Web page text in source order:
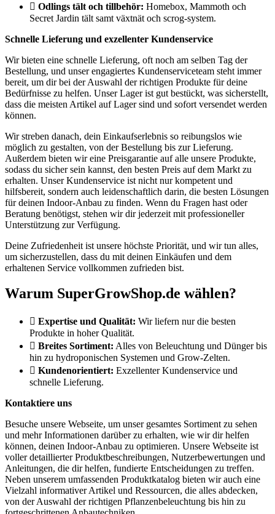
Odlings tält och tillbehör: Homebox, Mammoth och
Secret Jardin tält samt växtnät och scrog-system.
Schnelle Lieferung und exzellenter Kundenservice
Wir bieten eine schnelle Lieferung, oft noch am selben Tag der
Bestellung, und unser engagiertes Kundenserviceteam steht immer
bereit, um dir bei der Auswahl der richtigen Produkte für deine
Bedürfnisse zu helfen. Unser Lager ist gut bestückt, was sicherstellt,
dass die meisten Artikel auf Lager sind und sofort versendet werden
können.
Wir streben danach, dein Einkaufserlebnis so reibungslos wie
möglich zu gestalten, von der Bestellung bis zur Lieferung.
Außerdem bieten wir eine Preisgarantie auf alle unsere Produkte,
sodass du sicher sein kannst, den besten Preis auf dem Markt zu
erhalten. Unser Kundenservice ist nicht nur kompetent und
hilfsbereit, sondern auch leidenschaftlich darin, die besten Lösungen
für deinen Indoor-Anbau zu finden. Wenn du Fragen hast oder
Beratung benötigst, stehen wir dir jederzeit mit professioneller
Unterstützung zur Verfügung.
Deine Zufriedenheit ist unsere höchste Priorität, und wir tun alles,
um sicherzustellen, dass du mit deinen Einkäufen und dem
erhaltenen Service vollkommen zufrieden bist.
Warum SuperGrowShop.de wählen?
Expertise und Qualität: Wir liefern nur die besten
Produkte in hoher Qualität.
Breites Sortiment: Alles von Beleuchtung und Dünger bis
hin zu hydroponischen Systemen und Grow-Zelten.
Kundenorientiert: Exzellenter Kundenservice und
schnelle Lieferung.
Kontaktiere uns
Besuche unsere Webseite, um unser gesamtes Sortiment zu sehen
und mehr Informationen darüber zu erhalten, wie wir dir helfen
können, deinen Indoor-Anbau zu optimieren. Unsere Webseite ist
voller detaillierter Produktbeschreibungen, Nutzerbewertungen und
Anleitungen, die dir helfen, fundierte Entscheidungen zu treffen.
Neben unserem umfassenden Produktkatalog bieten wir auch eine
Vielzahl informativer Artikel und Ressourcen, die alles abdecken,
von der Auswahl der richtigen Pflanzenbeleuchtung bis hin zu